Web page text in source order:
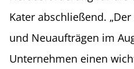
Kater abschließend.
und Neuaufträgen im
Unternehmen einen